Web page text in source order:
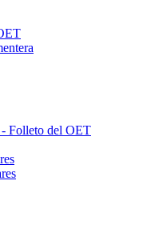
- Folleto del OET